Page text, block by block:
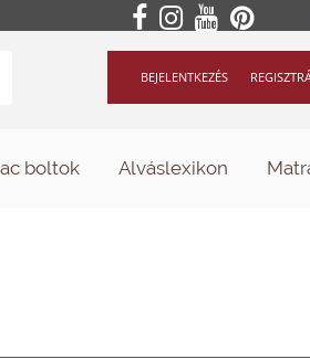
BEJELENTKEZÉS
boltok Alváslexikon